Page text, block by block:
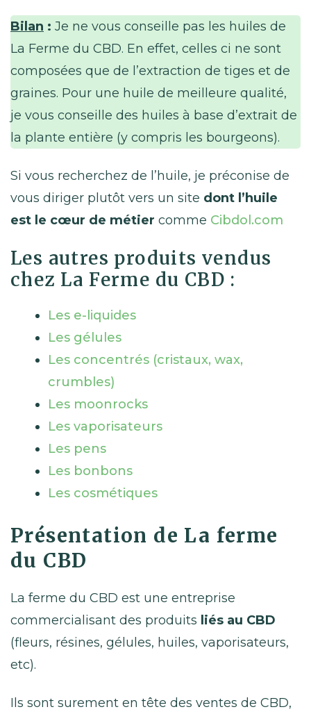
Bilan : Je ne vous conseille pas les huiles de
La Ferme du CBD. En effet, celles ci ne sont
composées que de l’extraction de tiges et de
graines. Pour une huile de meilleure qualité,
je vous conseille des huiles à base d’extrait de
la plante entière (y compris les bourgeons).
Si vous recherchez de l’huile, je préconise de
vous diriger plutôt vers un site dont l’huile
est le cœur de métier comme Cibdol.com
Les autres produits vendus
chez La Ferme du CBD :
Les e-liquides
Les gélules
Les concentrés (cristaux, wax,
crumbles)
Les moonrocks
Les vaporisateurs
Les pens
Les bonbons
Les cosmétiques
Présentation de La ferme
du CBD
La ferme du CBD est une entreprise
commercialisant des produits liés au CBD
(fleurs, résines, gélules, huiles, vaporisateurs,
etc).
Ils sont surement en tête des ventes de CBD,